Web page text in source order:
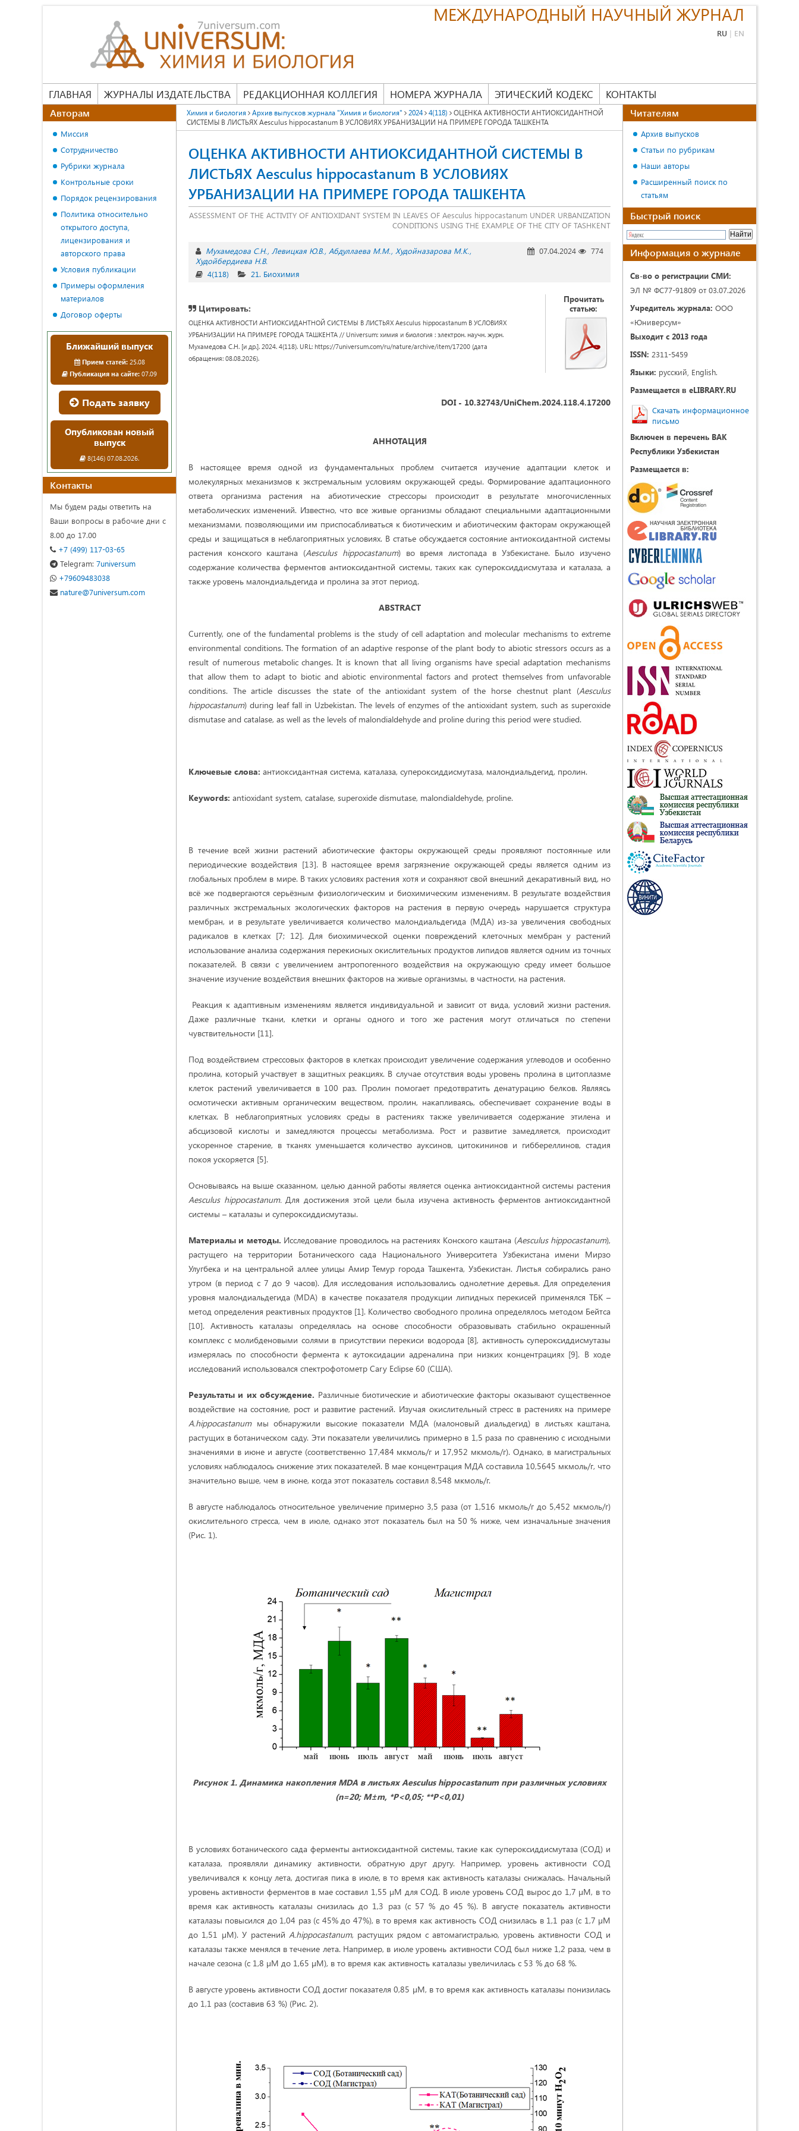
МЕЖДУНАРОДНЫЙ НАУЧНЫЙ ЖУРНАЛ
RU | EN
ГЛАВНАЯ ЖУРНАЛЫ ИЗДАТЕЛЬСТВА РЕДАКЦИОННАЯ КОЛЛЕГИЯ НОМЕРА ЖУРНАЛА ЭТИЧЕСКИЙ КОДЕКС КОНТАКТЫ
Химия и биология Архив выпусков журнала "Химия и биология" 2024 4(118)
ОЦЕНКА АКТИВНОСТИ АНТИОКСИДАНТНОЙ
СИСТЕМЫ В ЛИСТЬЯХ Aesculus hippocastanum В УСЛОВИЯХ УРБАНИЗАЦИИ НА ПРИМЕРЕ ГОРОДА ТАШКЕНТА
ОЦЕНКА АКТИВНОСТИ АНТИОКСИДАНТНОЙ СИСТЕМЫ В
ЛИСТЬЯХ Aesculus hippocastanum В УСЛОВИЯХ
УРБАНИЗАЦИИ НА ПРИМЕРЕ ГОРОДА ТАШКЕНТА
ASSESSMENT OF THE ACTIVITY OF ANTIOXIDANT SYSTEM IN LEAVES OF Aesculus hippocastanum UNDER URBANIZATION
CONDITIONS USING THE EXAMPLE OF THE CITY OF TASHKENT
Мухамедова С.Н. Левицкая Ю.В. Абдуллаева М.М. Худойназарова М.K.
Худойбердиева Н.В.
07.04.2024 774
4(118) 21. Биохимия
Цитировать:
ОЦЕНКА АКТИВНОСТИ АНТИОКСИДАНТНОЙ СИСТЕМЫ В ЛИСТЬЯХ Aesculus hippocastanum В УСЛОВИЯХ
УРБАНИЗАЦИИ НА ПРИМЕРЕ ГОРОДА ТАШКЕНТА // Universum: химия и биология : электрон. научн. журн.
Мухамедова С.Н. [и др.]. 2024. 4(118). URL: https://7universum.com/ru/nature/archive/item/17200 (дата
обращения: 08.08.2026).
Прочитать
статью:
DOI - 10.32743/UniChem.2024.118.4.17200
АННОТАЦИЯ
В настоящее время одной из фундаментальных проблем считается изучение адаптации клеток и
молекулярных механизмов к экстремальным условиям окружающей среды. Формирование адаптационного
ответа организма растения на абиотические стрессоры происходит в результате многочисленных
метаболических изменений. Известно, что все живые организмы обладают специальными адаптационными
механизмами, позволяющими им приспосабливаться к биотическим и абиотическим факторам окружающей
среды и защищаться в неблагоприятных условиях. В статье обсуждается состояние антиоксидантной системы
растения конского каштана (Aesculus hippocastanum) во время листопада в Узбекистане. Было изучено
содержание количества ферментов антиоксидантной системы, таких как супероксиддисмутаза и каталаза, а
также уровень малондиальдегида и пролина за этот период.
ABSTRACT
Currently, one of the fundamental problems is the study of cell adaptation and molecular mechanisms to extreme
environmental conditions. The formation of an adaptive response of the plant body to abiotic stressors occurs as a
result of numerous metabolic changes. It is known that all living organisms have special adaptation mechanisms
that allow them to adapt to biotic and abiotic environmental factors and protect themselves from unfavorable
conditions. The article discusses the state of the antioxidant system of the horse chestnut plant (Aesculus
hippocastanum) during leaf fall in Uzbekistan. The levels of enzymes of the antioxidant system, such as superoxide
dismutase and catalase, as well as the levels of malondialdehyde and proline during this period were studied.
Ключевые слова: антиоксидантная система, каталаза, супероксиддисмутаза, малондиальдегид, пролин.
Keywords: antioxidant system, catalase, superoxide dismutase, malondialdehyde, proline.
В течение всей жизни растений абиотические факторы окружающей среды проявляют постоянные или
периодические воздействия [13]. В настоящее время загрязнение окружающей среды является одним из
глобальных проблем в мире. В таких условиях растения хотя и сохраняют свой внешний декаративный вид, но
всё же подвергаются серьёзным физиологическим и биохимическим изменениям. В результате воздействия
различных экстремальных экологических факторов на растения в первую очередь нарушается структура
мембран, и в результате увеличивается количество малондиальдегида (МДА) из-за увеличения свободных
радикалов в клетках [7; 12]. Для биохимической оценки повреждений клеточных мембран у растений
использование анализа содержания перекисных окислительных продуктов липидов является одним из точных
показателей. В связи с увеличением антропогенного воздействия на окружающую среду имеет большое
значение изучение воздействия внешних факторов на живые организмы, в частности, на растения.
Реакция к адаптивным изменениям является индивидуальной и зависит от вида, условий жизни растения.
Даже различные ткани, клетки и органы одного и того же растения могут отличаться по степени
чувствительности [11].
Под воздействием стрессовых факторов в клетках происходит увеличение содержания углеводов и особенно
пролина, который участвует в защитных реакциях. В случае отсутствия воды уровень пролина в цитоплазме
клеток растений увеличивается в 100 раз. Пролин помогает предотвратить денатурацию белков. Являясь
осмотически активным органическим веществом, пролин, накапливаясь, обеспечивает сохранение воды в
клетках. В неблагоприятных условиях среды в растениях также увеличивается содержание этилена и
абсцизовой кислоты и замедляются процессы метаболизма. Рост и развитие замедляется, происходит
ускоренное старение, в тканях уменьшается количество ауксинов, цитокининов и гиббереллинов, стадия
покоя ускоряется [5].
Основываясь на выше сказанном, целью данной работы является оценка антиоксидантной системы растения
Aesculus hippocastanum.Для достижения этой цели была изучена активность ферментов антиоксидантной
системы – каталазы и супероксиддисмутазы.
Материалы и методы. Исследование проводилось на растениях Конского каштана (Aesculus hippocastanum),
растущего на территории Ботанического сада Национального Университета Узбекистана имени Мирзо
Улугбека и на центральной аллее улицы Амир Темур города Ташкента, Узбекистан. Листья собирались рано
утром (в период с 7 до 9 часов). Для исследования использовались однолетние деревья. Для определения
уровня малондиальдегида (MDA) в качестве показателя продукции липидных перекисей применялся TБK –
метод определения реактивных продуктов [1]. Количество свободного пролина определялось методом Бейтса
[10]. Активность каталазы определялась на основе способности образовывать стабильно окрашенный
комплекс с молибденовыми солями в присутствии перекиси водорода [8], активность супероксиддисмутазы
измерялась по способности фермента к аутоксидации адреналина при низких концентрациях [9]. В ходе
исследований использовался спектрофотометр Cary Eclipse 60 (США).
Результаты и их обсуждение. Различные биотические и абиотические факторы оказывают существенное
воздействие на состояние, рост и развитие растений. Изучая окислительный стресс в растениях на примере
A.hippocastanumмы обнаружили высокие показатели МДА (малоновый диальдегид) в листьях каштана,
растущих в ботаническом саду. Эти показатели увеличились примерно в 1,5 раза по сравнению с исходными
значениями в июне и августе (соответственно 17,484 мкмоль/г и 17,952 мкмоль/г). Однако, в магистральных
условиях наблюдалось снижение этих показателей. В мае концентрация МДА составила 10,5645 мкмоль/г, что
значительно выше, чем в июне, когда этот показатель составил 8,548 мкмоль/г.
В августе наблюдалось относительное увеличение примерно 3,5 раза (от 1,516 мкмоль/г до 5,452 мкмоль/г)
окислительного стресса, чем в июле, однако этот показатель был на 50 % ниже, чем изначальные значения
(Рис. 1).
Рисунок 1. Динамика накопления MDA в листьяхAesculus hippocastanumпри различных условиях
(n=20; M±m, *Р<0,05; **Р<0,01)
В условиях ботанического сада ферменты антиоксидантной системы, такие как супероксиддисмутаза (СОД) и
каталаза, проявляли динамику активности, обратную друг другу. Например, уровень активности СОД
увеличивался к концу лета, достигая пика в июле, в то время как активность каталазы снижалась. Начальный
уровень активности ферментов в мае составил 1,55 µМ для СОД. В июле уровень СОД вырос до 1,7 µМ, в то
время как активность каталазы снизилась до 1,3 раз (с 57 % до 45 %). В августе показатель активности
каталазы повысился до 1,04 раз (с 45% до 47%), в то время как активность СОД снизилась в 1,1 раз (с 1,7 µМ
до 1,51 µМ). У растений A.hippocastanum, растущих рядом с автомагистралью, уровень активности СОД и
каталазы также менялся в течение лета. Например, в июле уровень активности СОД был ниже 1,2 раза, чем в
начале сезона (с 1,8 µМ до 1,65 µМ), в то время как активность каталазы увеличилась с 53 % до 68 %.
В августе уровень активности СОД достиг показателя 0,85 µМ, в то время как активность каталазы понизилась
до 1,1 раз (составив 63 %) (Рис. 2).
Авторам
Миссия
Сотрудничество
Рубрики журнала
Контрольные сроки
Порядок рецензирования
Политика относительно
открытого доступа,
лицензирования и
авторского права
Условия публикации
Примеры оформления
материалов
Договор оферты
Ближайший выпуск
Прием статей:25.08
Публикация на сайте: 07.09
Подать заявку
Опубликован новый
выпуск
8(146) 07.08.2026.
Контакты
Мы будем рады ответить на
Ваши вопросы в рабочие дни с
8.00 до 17.00
+7 (499) 117-03-65
Telegram: 7universum
+79609483038
nature@7universum.com
Читателям
Архив выпусков
Статьи по рубрикам
Наши авторы
Расширенный поиск по
статьям
Быстрый поиск
Информация о журнале
Св-во о регистрации СМИ:
ЭЛ № ФС77-91809 от 03.07.2026
Учредитель журнала: ООО
«Юниверсум»
Выходит с 2013 года
ISSN: 2311-5459
Языки: русский, English.
Размещается в eLIBRARY.RU
Скачать информационное
письмо
Включен в перечень ВАК
Республики Узбекистан
Размещается в: